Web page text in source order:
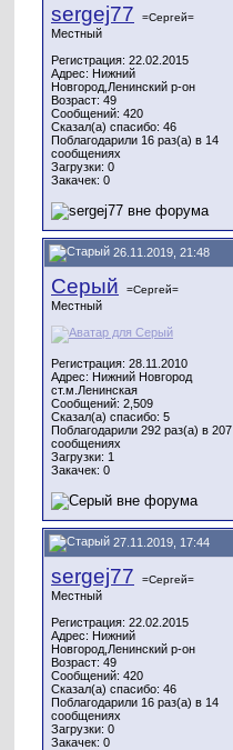
sergej77 =Сергей=
Местный
Регистрация: 22.02.2015
Адрес: Нижний
Новгород,Ленинский р-он
Возраст: 49
Сообщений: 420
Сказал(а) спасибо: 46
Поблагодарили 16 раз(а) в 14
сообщениях
Загрузки: 0
Закачек: 0
26.11.2019, 21:48
Серый =Сергей=
Местный
Регистрация: 28.11.2010
Адрес: Нижний Новгород
ст.м.Ленинская
Сообщений: 2,509
Сказал(а) спасибо: 5
Поблагодарили 292 раз(а) в 207
сообщениях
Загрузки: 1
Закачек: 0
27.11.2019, 17:44
sergej77 =Сергей=
Местный
Регистрация: 22.02.2015
Адрес: Нижний
Новгород,Ленинский р-он
Возраст: 49
Сообщений: 420
Сказал(а) спасибо: 46
Поблагодарили 16 раз(а) в 14
сообщениях
Загрузки: 0
Закачек: 0